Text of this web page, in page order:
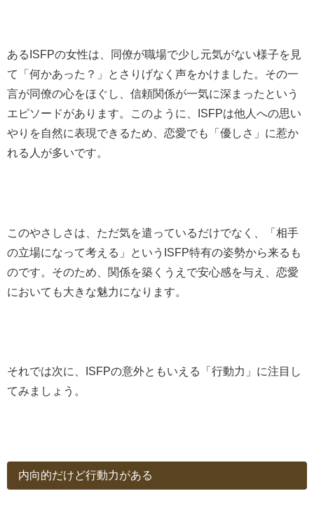
あるISFPの女性は、同僚が職場で少し元気がない様子を見
て「何かあった？」とさりげなく声をかけました。その一
言が同僚の心をほぐし、信頼関係が一気に深まったという
エピソードがあります。このように、ISFPは他人への思い
やりを自然に表現できるため、恋愛でも「優しさ」に惹か
れる人が多いです。
このやさしさは、ただ気を遣っているだけでなく、「相手
の立場になって考える」というISFP特有の姿勢から来るも
のです。そのため、関係を築くうえで安心感を与え、恋愛
においても大きな魅力になります。
それでは次に、ISFPの意外ともいえる「行動力」に注目し
てみましょう。
内向的だけど行動力がある